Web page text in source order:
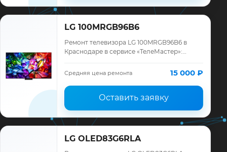
LG 100MRGB96B6
Ремонт телевизора LG 100MRGB96B6 в
Краснодаре в сервисе «ТелеМастер»:
запчасти и гарантия до 12 месяцев.
Средняя цена ремонта 15 000 ₽
Оставить заявку
LG OLED83G6RLA